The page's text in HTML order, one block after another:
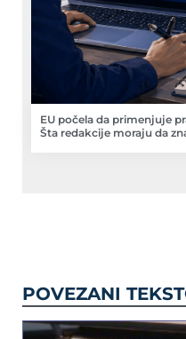
EU počela da primenjuje
Šta redakcije moraju da
POVEZANI